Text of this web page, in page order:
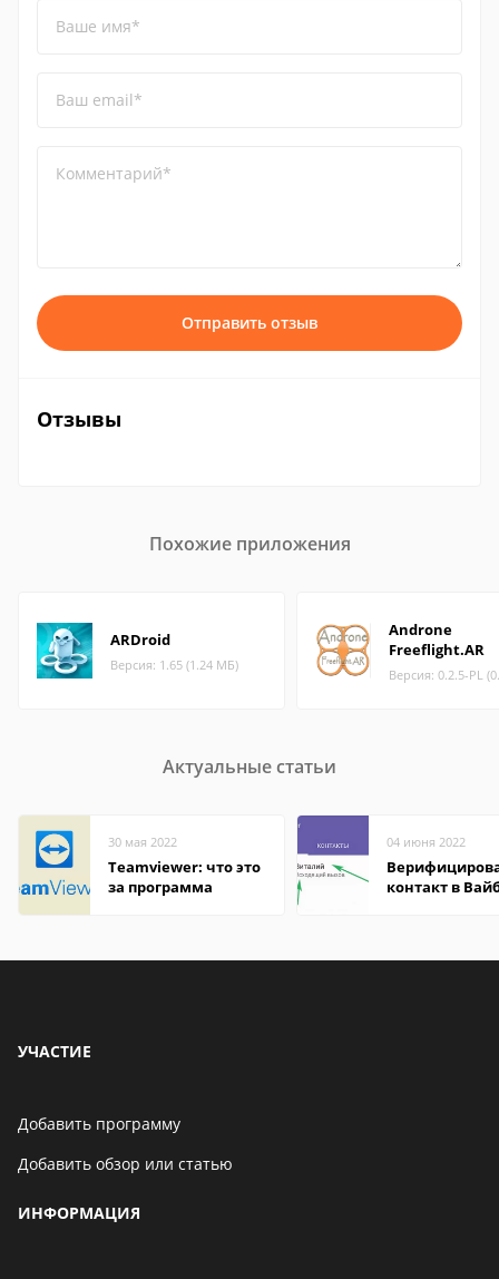
Ваше имя*
Ваш email*
Комментарий*
Отправить отзыв
Отзывы
Похожие приложения
ARDroid
Версия: 1.65 (1.24 МБ)
Androne
Freeflight.AR
Версия: 0.2.5-PL
Актуальные статьи
30 мая 2022
Teamviewer: что это
за программа
04 июня 2022
контакт в
УЧАСТИЕ
Добавить программу
Добавить обзор или статью
ИНФОРМАЦИЯ